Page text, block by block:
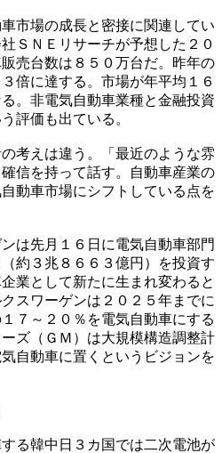
市場の成長と密接に関連してい
ＳＮＥリサーチが予想した２０
売台数は８５０万台だ。昨年の
倍に達する。市場が年平均１６
。非電気自動車業種と金融投資
評価も出ている。
考えは違う。「最近のような雰
信を持って話す。自動車産業の
動車市場にシフトしている点を
は先月１６日に電気自動車部門
約３兆８６６３億円）を投資す
業として新たに生まれ変わると
スワーゲンは２０２５年までに
７～２０％を電気自動車にする
ズ（ＧＭ）は大規模構造調整計
自動車に置くというビジョンを
る韓中日３カ国では二次電池が